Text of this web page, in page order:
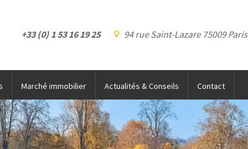
+33 (0) 1 53 16 19 25 94 rue Saint-Lazare 75009 Paris
Marché immobilier Actualités & Conseils Contact